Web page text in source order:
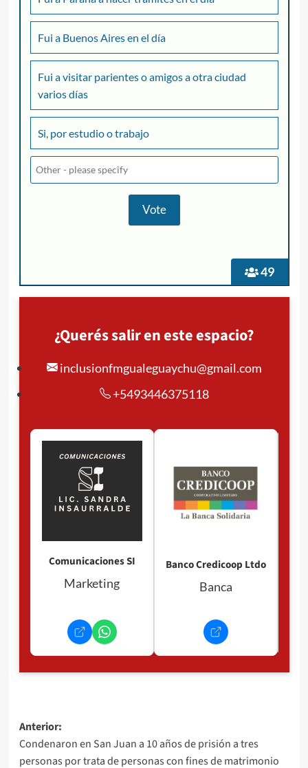
49
Fui a Buenos Aires en el día
Fui a visitar parientes o amigos a otra ciudad
varios días
Si, por estudio o trabajo
¿Querés salir en este espacio?
inclusionfmgualeguaychu@gmail.com
+5493446375118
Comunicaciones SI
Marketing
Banco Credicoop Ltdo
Banca
Navegación
de
Anterior:
Condenaron en San Juan a 10 años de prisión a tres
personas por trata de personas con fines de matrimonio